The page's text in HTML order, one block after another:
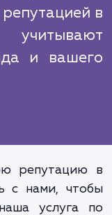
стратегии
это
свои